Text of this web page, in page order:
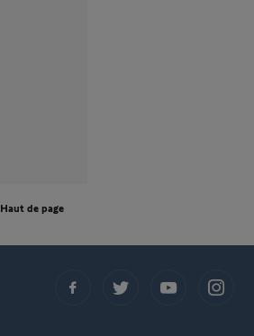
Haut de page